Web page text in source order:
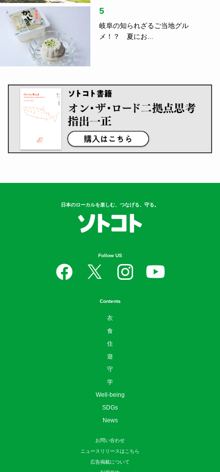
5
岐阜の知られざるご当地グル
メ！？ 夏にお...
日本のローカルを楽しむ、つなげる、守る。
Follow US
Contents
衣
食
住
遊
守
学
Well-being
SDGs
News
お問い合わせ
ニュースリリースはこちら
広告掲載について